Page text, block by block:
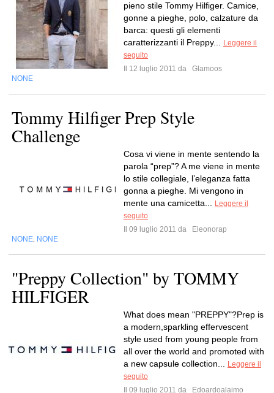
pieno stile Tommy Hilfiger. Camice,
gonne a pieghe, polo, calzature da
barca: questi gli elementi
caratterizzanti il Preppy...
Leggere il
seguito
Il 12 luglio 2011 da
Glamoos
NONE
Tommy Hilfiger Prep Style
Challenge
Cosa vi viene in mente sentendo la
parola “prep”? A me viene in mente
lo stile collegiale, l’eleganza fatta
gonna a pieghe. Mi vengono in
mente una camicetta...
Leggere il
seguito
Il 09 luglio 2011 da
Eleonorap
NONE NONE
"Preppy Collection" by TOMMY
HILFIGER
What does mean "PREPPY"?Prep is
a modern,sparkling effervescent
style used from young people from
all over the world and promoted with
a new capsule collection...
Leggere il
seguito
Il 09 luglio 2011 da
Edoardoalaimo